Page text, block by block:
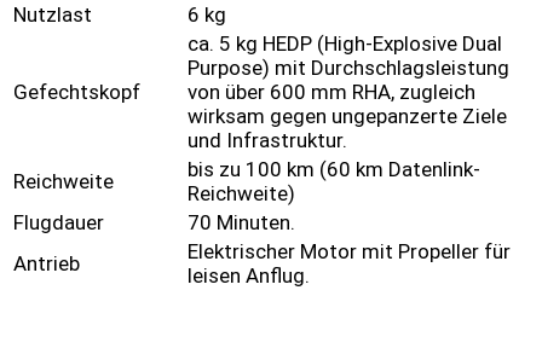
Nutzlast
6 kg
Gefechtskopf
ca. 5 kg HEDP (High-Explosive Dual
Purpose) mit Durchschlagsleistung
von über 600 mm RHA, zugleich
wirksam gegen ungepanzerte Ziele
und Infrastruktur.
Reichweite
bis zu 100 km (60 km Datenlink-
Reichweite)
Flugdauer
70 Minuten.
Antrieb
Elektrischer Motor mit Propeller für
leisen Anflug.